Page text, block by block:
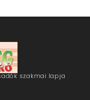
szakmai lapja